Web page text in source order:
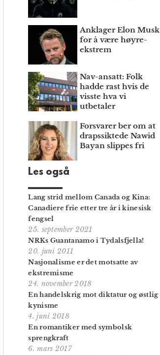
Anklager Elon Musk
for å være høyre­
ekstrem
Nav-ansatt: Folk
hadde rast hvis de
visste hva vi
utbetaler
Forsvarer ber om at
draps­siktede Nawid
Bayan slippes fri
Les også
Lang strid mellom Canada og Kina:
Canadiere frie etter tre år i kinesisk
fengsel
25. september 2021
NRKs Guantanamo i Tydalsfjella!
20. juni 2011
Nasjonalisme er det motsatte av
ekstremisme
24. november 2018
En handelskrig mot diktatur og østlig
kynisme
4. juni 2018
En romantiker med symbolsk
sprengkraft
6. mars 2017